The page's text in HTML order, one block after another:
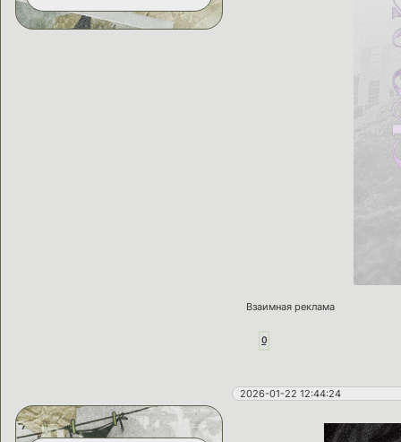
Взаимная реклама
0
2026-01-22 12:44:24